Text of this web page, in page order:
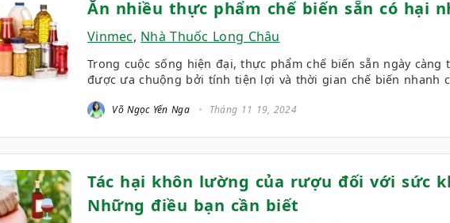
Ăn nhiều thực phẩm chế biến sẵn có hại
Vinmec, Nhà Thuốc Long Châu
Trong cuộc sống hiện đại, thực phẩm chế biến sẵn ngày càng
được ưa chuộng bởi tính tiện lợi và thời gian chế biến nhanh
Võ Ngọc Yến Nga Tháng 11 19, 2024
Tác hại khôn lường của rượu đối với sức
Những điều bạn cần biết